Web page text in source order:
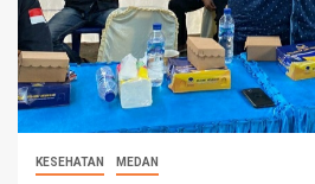
KESEHATAN MEDAN